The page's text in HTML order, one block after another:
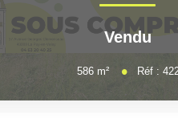
Vendu
586 m² Réf :